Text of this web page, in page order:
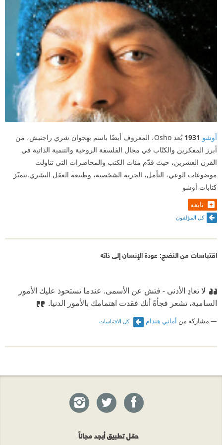
يفوز فصل دورة الحياة السباعية (سبع سنين) بلقب أسوأ
فصل بالنسبة لي، يطبق نظام حياة بسمة معينة لكل سبع
سنين جميع البشر من المفترض أنهم يمروا بها، والذي لا
يمر بإحدى الفترات هو حالة شاذة وسيعاني مستقبلاً.
فكرة النضج وعدم الانغماس في متطلبات العالم المادي
المهيمنة هي فكرة رائعة وضرورية ولكن أرى معالجة
أوشو لها خاطئة وغريبة، وأعجبني كذلك تصوره لخط
الزمن/الصليب الذي يمثل الخط الأفقي لحياتنا المادية،
والخط العمودي لغنى حياتنا الروحية.
أوشو 1931
يُعد Osho، المعروف أيضًا باسم بهجوان شري راجنيش، من
أبرز المفكرين والكتّاب في مجال الفلسفة الروحية والتنمية الذاتية في
القرن العشرين، حيث قدّم مئات الكتب والمحاضرات التي تناولت
موضوعات الوعي، التأمل، الحرية الشخصية، وطبيعة العقل البشري.تتميّز
كتابات أوشو
تابعه
كل المؤلفون
اقتباسات من النضج: عودة الإنسان إلى ذاته
لا تعادِ الأدنى - فتش عن الأسمى. عندما تستحوذ عليك الأمور
السامية، تشعر فجأةً أنك فقدت اهتمامك بالأمور الدنيا.‏
مشاركة من أماني هندام كل الاقتباسات
حمّل تطبيق أبجد مجاناً